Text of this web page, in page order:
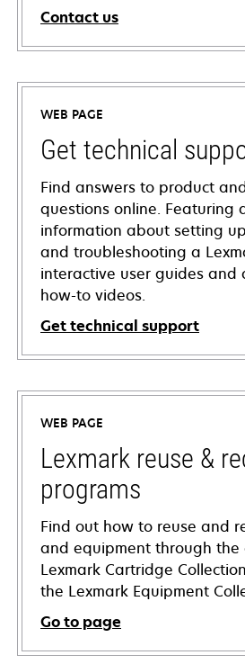
Contact us
WEB PAGE
Get technical
Find answers to product
questions online. Featuring
information about setting
and troubleshooting a
interactive user guides and
how-to videos.
Get technical support
opens
in
new
tab
WEB PAGE
Lexmark reuse &
programs
Find out how to reuse and
and equipment through
Lexmark Cartridge
the Lexmark Equipment
Go to page